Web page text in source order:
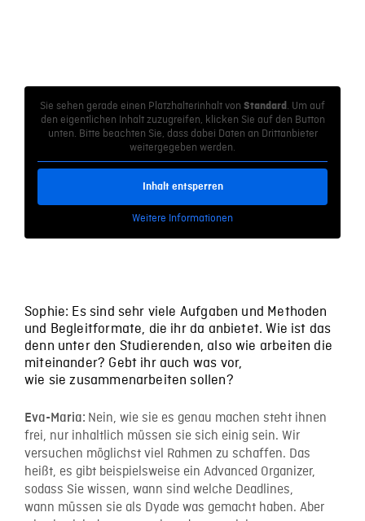
Sie sehen gerade einen Platzhalterinhalt von Standard . Um auf
den eigentlichen Inhalt zuzugreifen, klicken Sie auf den Button
unten. Bitte beachten Sie, dass dabei Daten an Drittanbieter
weitergegeben werden.
Inhalt entsperren
Weitere Informationen
Sophie: Es sind sehr viele Aufgaben und Methoden
und Begleitformate, die ihr da anbietet. Wie ist das
denn unter den Studierenden, also wie arbeiten die
miteinander? Gebt ihr auch was vor,
wie sie zusammenarbeiten sollen?
Eva-Maria: Nein, wie sie es genau machen steht ihnen
frei, nur inhaltlich müssen sie sich einig sein. Wir
versuchen möglichst viel Rahmen zu schaffen. Das
heißt, es gibt beispielsweise ein Advanced Organizer,
sodass Sie wissen, wann sind welche Deadlines,
wann müssen sie als Dyade was gemacht haben. Aber